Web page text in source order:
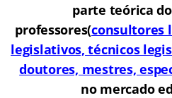
parte teórica
professores(consultores
legislativos, técnicos
doutores, mestres,
no mercado